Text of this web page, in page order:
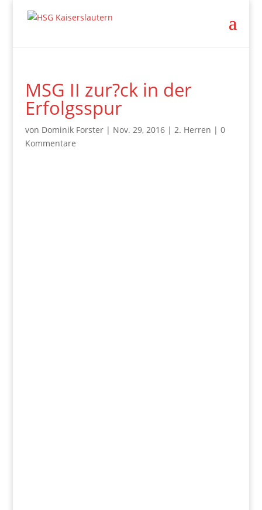
MSG II zur?ck in der
Erfolgsspur
von Dominik Forster| Nov. 29, 2016| 2. Herren | 0
Kommentare